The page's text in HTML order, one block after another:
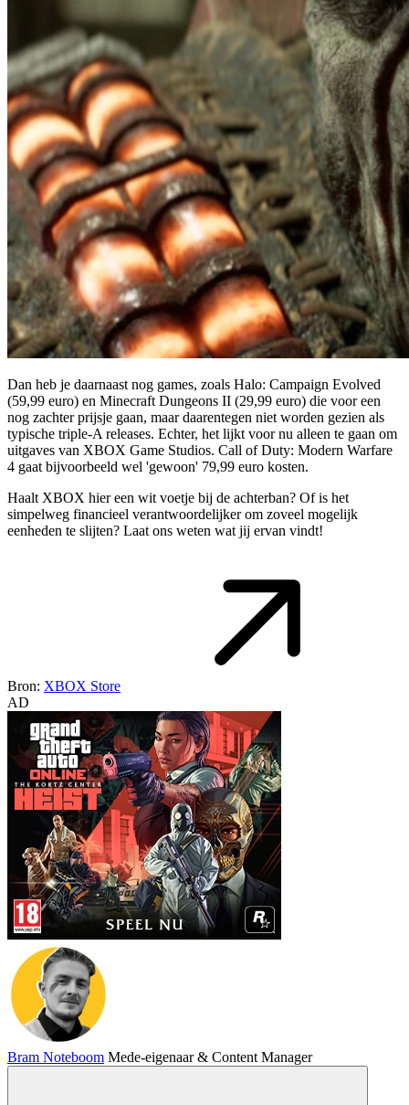
Dan heb je daarnaast nog games, zoals Halo: Campaign Evolved
(59,99 euro) en Minecraft Dungeons II (29,99 euro) die voor een
nog zachter prijsje gaan, maar daarentegen niet worden gezien als
typische triple-A releases. Echter, het lijkt voor nu alleen te gaan om
uitgaves van XBOX Game Studios. Call of Duty: Modern Warfare
4 gaat bijvoorbeeld wel 'gewoon' 79,99 euro kosten.
Haalt XBOX hier een wit voetje bij de achterban? Of is het
simpelweg financieel verantwoordelijker om zoveel mogelijk
eenheden te slijten? Laat ons weten wat jij ervan vindt!
Bron: XBOX Store
AD
Bram Noteboom Mede-eigenaar & Content Manager